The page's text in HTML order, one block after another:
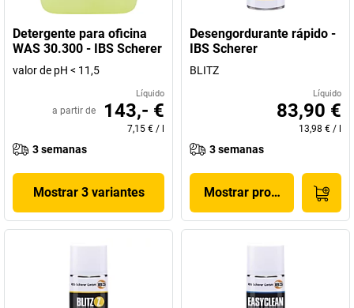
Detergente para oficina
WAS 30.300 - IBS Scherer
valor de pH < 11,5
Líquido
a partir de 143,- €
7,15 € /
3 semanas
Mostrar 3 variantes
Desengordurante rápido -
IBS Scherer
BLITZ
Líquido
83,90 €
13,98 € /
3 semanas
Mostrar produto